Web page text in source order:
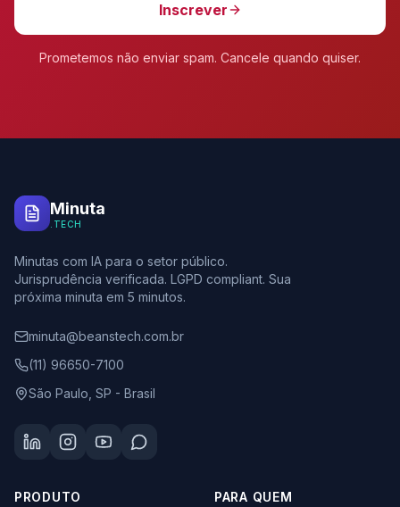
Inscrever
Prometemos não enviar spam. Cancele quando quiser.
Minuta
.TECH
Minutas com IA para o setor público.
Jurisprudência verificada. LGPD compliant. Sua
próxima minuta em 5 minutos.
minuta@beanstech.com.br
(11) 96650-7100
São Paulo, SP - Brasil
PRODUTO PARA QUEM